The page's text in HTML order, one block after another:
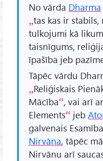
No vārda Dharma
tas kas ir stabils,
tulkojumi kā
taisnīgums,
īpašība jeb
Tāpēc vārdu
Reliģiskais
Mācība , vai arī
Elements
jeb
galvenais
Nirvāna, tāpēc
Nirvānu arī